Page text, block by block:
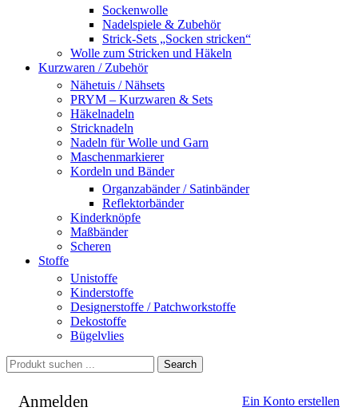
Sockenwolle
Nadelspiele & Zubehör
Strick-Sets „Socken stricken“
Wolle zum Stricken und Häkeln
Kurzwaren / Zubehör
Nähetuis / Nähsets
PRYM – Kurzwaren & Sets
Häkelnadeln
Stricknadeln
Nadeln für Wolle und Garn
Maschenmarkierer
Kordeln und Bänder
Organzabänder / Satinbänder
Reflektorbänder
Kinderknöpfe
Maßbänder
Scheren
Stoffe
Unistoffe
Kinderstoffe
Designerstoffe / Patchworkstoffe
Dekostoffe
Bügelvlies
Search
Anmelden Ein Konto erstellen